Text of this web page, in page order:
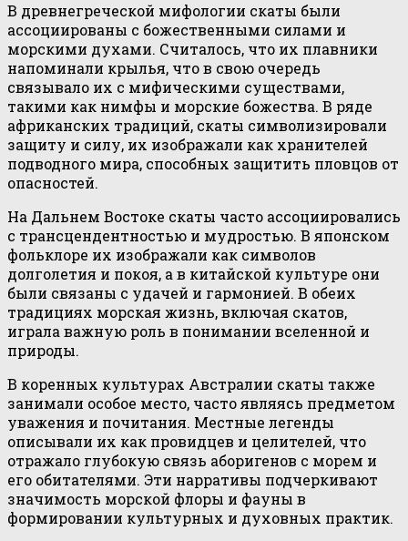
В древнегреческой мифологии скаты были
ассоциированы с божественными силами и
морскими духами. Считалось, что их плавники
напоминали крылья, что в свою очередь
связывало их с мифическими существами,
такими как нимфы и морские божества. В ряде
африканских традиций, скаты символизировали
защиту и силу, их изображали как хранителей
подводного мира, способных защитить пловцов от
опасностей.
На Дальнем Востоке скаты часто ассоциировались
с трансцендентностью и мудростью. В японском
фольклоре их изображали как символов
долголетия и покоя, а в китайской культуре они
были связаны с удачей и гармонией. В обеих
традициях морская жизнь, включая скатов,
играла важную роль в понимании вселенной и
природы.
В коренных культурах Австралии скаты также
занимали особое место, часто являясь предметом
уважения и почитания. Местные легенды
описывали их как провидцев и целителей, что
отражало глубокую связь аборигенов с морем и
его обитателями. Эти нарративы подчеркивают
значимость морской флоры и фауны в
формировании культурных и духовных практик.